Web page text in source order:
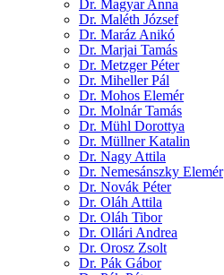
Dr. Magyar Anna
Dr. Maléth József
Dr. Maráz Anikó
Dr. Marjai Tamás
Dr. Metzger Péter
Dr. Miheller Pál
Dr. Mohos Elemér
Dr. Molnár Tamás
Dr. Mühl Dorottya
Dr. Müllner Katalin
Dr. Nagy Attila
Dr. Nemesánszky Elemér
Dr. Novák Péter
Dr. Oláh Attila
Dr. Oláh Tibor
Dr. Ollári Andrea
Dr. Orosz Zsolt
Dr. Pák Gábor